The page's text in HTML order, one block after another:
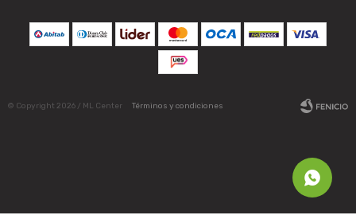
© Copyright 2026 / ML Center Términos y condiciones
Fenicio